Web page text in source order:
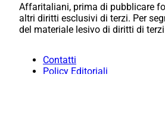
Affaritaliani, prima di pubblicare
altri diritti esclusivi di terzi. Per
del materiale lesivo di diritti di
Contatti
Policy Editoriali